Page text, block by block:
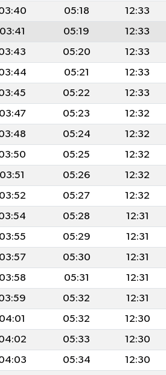
05:18 12:33
03:41 05:19 12:33
05:20 12:33
05:21 12:33
05:22 12:33
03:47 05:23 12:32
05:24 12:32
05:25 12:32
03:51 05:26 12:32
03:52 05:27 12:32
05:28 12:31
03:55 05:29 12:31
03:57 05:30 12:31
03:58 05:31 12:31
05:32 12:31
04:01 05:32 12:30
05:33 12:30
05:34 12:30